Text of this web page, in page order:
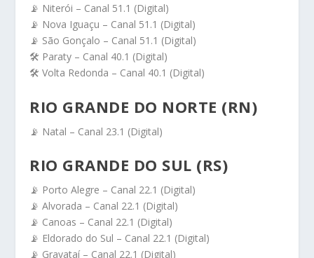
📡 Niterói – Canal 51.1 (Digital)
📡 Nova Iguaçu – Canal 51.1 (Digital)
📡 São Gonçalo – Canal 51.1 (Digital)
🛠️ Paraty – Canal 40.1 (Digital)
🛠️ Volta Redonda – Canal 40.1 (Digital)
RIO GRANDE DO NORTE (RN)
📡 Natal – Canal 23.1 (Digital)
RIO GRANDE DO SUL (RS)
📡 Porto Alegre – Canal 22.1 (Digital)
📡 Alvorada – Canal 22.1 (Digital)
📡 Canoas – Canal 22.1 (Digital)
📡 Eldorado do Sul – Canal 22.1 (Digital)
📡 Gravataí – Canal 22.1 (Digital)